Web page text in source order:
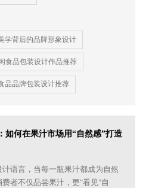
学背后的品牌形象设计
食品包装设计作品推荐
品品牌包装设计推荐
如何在果汁市场用“自然感”打造
语言，当每一瓶果汁都成为自然
者不仅品尝果汁，更"看见"自